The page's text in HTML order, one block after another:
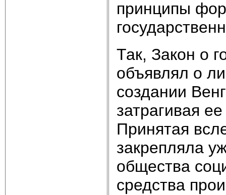
принципы
Так, Закон о
объявлял о
создании
затрагивая
Принятая
закрепляла
общества
средства